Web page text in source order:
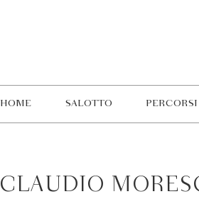
HOME SALOTTO PERCORSI
CLAUDIO